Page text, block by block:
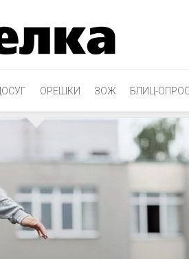
ОРЕШКИ ЗОЖ БЛИЦ-